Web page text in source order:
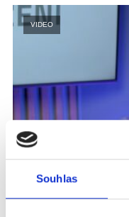
Souhlas
VIDEO
PODCAST VYPOVĚZENÍ
#3 Odsunutí